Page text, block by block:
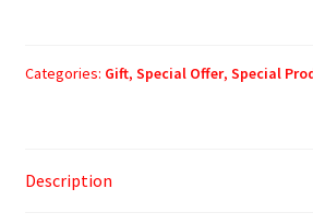
–
Categories: Gift, Special Offer, Special
Description